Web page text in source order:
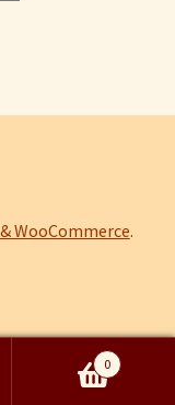
WooCommerce.
0
nach §19 (1) UStG.